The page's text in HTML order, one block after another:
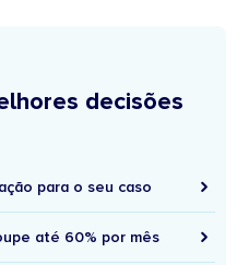
decisões
para o seu caso
até 60% por mês